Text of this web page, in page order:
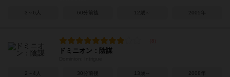
3～6人 60分前後 12歳～ 2005年
ドミニオン：陰謀
2～4人 30分前後 13歳～ 2008年